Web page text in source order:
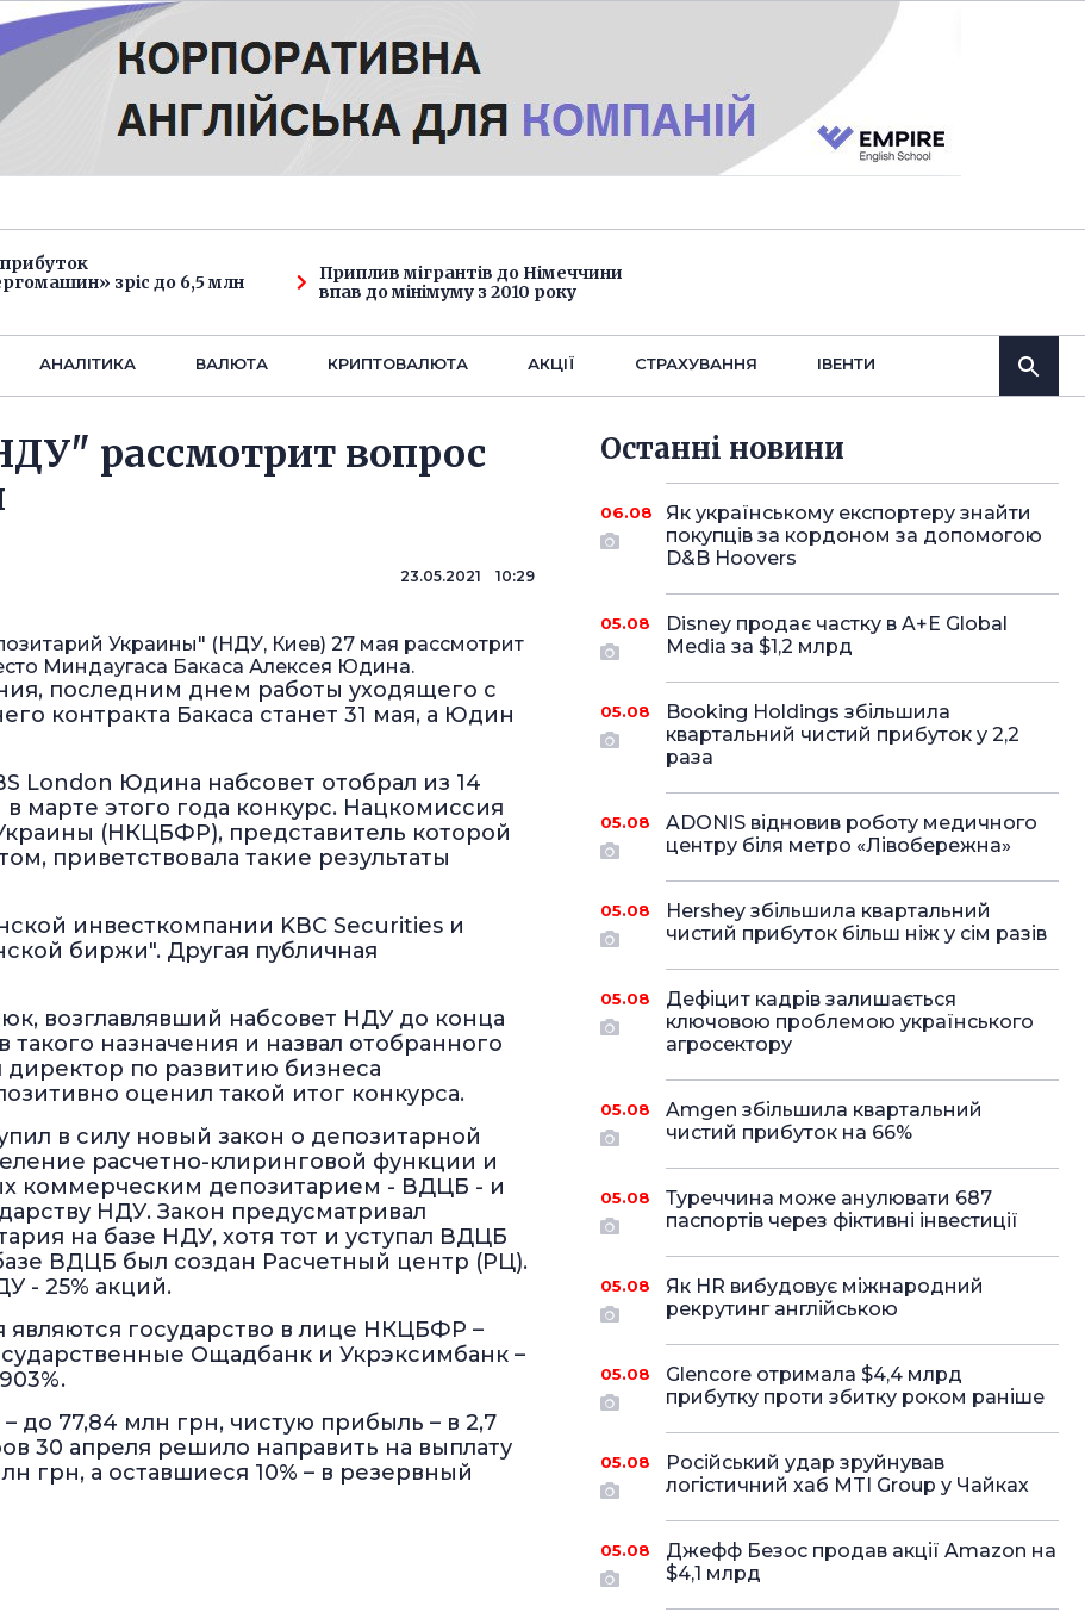
зріс до 6,5 млн
Приплив мігрантів до Німеччини
впав до мінімуму з 2010 року
АНАЛIТИКА ВАЛЮТА КРИПТОВАЛЮТА АКЦІЇ СТРАХУВАННЯ IВЕНТИ
рассмотрит вопрос
23.05.2021 10:29
Украины" (НДУ, Киев) 27 мая рассмотрит
Миндаугаса Бакаса Алексея Юдина.
последним днем работы уходящего с
контракта Бакаса станет 31 мая, а Юдин
London Юдина набсовет отобрал из 14
марте этого года конкурс. Нацкомиссия
(НКЦБФР), представитель которой
приветствовала такие результаты
инвесткомпании KBC Securities и
биржи". Другая публичная
возглавлявший набсовет НДУ до конца
назначения и назвал отобранного
по развитию бизнеса
оценил такой итог конкурса.
в силу новый закон о депозитарной
расчетно-клиринговой функции и
коммерческим депозитарием - ВДЦБ - и
НДУ. Закон предусматривал
на базе НДУ, хотя тот и уступал ВДЦБ
ВДЦБ был создан Расчетный центр (РЦ).
- 25% акций.
государство в лице НКЦБФР –
Ощадбанк и Укрэксимбанк –
до 77,84 млн грн, чистую прибыль – в 2,7
30 апреля решило направить на выплату
грн, а оставшиеся 10% – в резервный
Останнi новини
06.08
Як українському експортеру знайти
покупців за кордоном за допомогою
D&B Hoovers
05.08
Disney продає частку в A+E Global
Media за $1,2 млрд
05.08
Booking Holdings збільшила
квартальний чистий прибуток у 2,2
раза
05.08
ADONIS відновив роботу медичного
центру біля метро «Лівобережна»
05.08
Hershey збільшила квартальний
чистий прибуток більш ніж у сім разів
05.08
Дефіцит кадрів залишається
ключовою проблемою українського
агросектору
05.08
Amgen збільшила квартальний
чистий прибуток на 66%
05.08
Туреччина може анулювати 687
паспортів через фіктивні інвестиції
05.08
Як HR вибудовує міжнародний
рекрутинг англійською
05.08
Glencore отримала $4,4 млрд
прибутку проти збитку роком раніше
05.08
Російський удар зруйнував
логістичний хаб MTI Group у Чайках
05.08
Джефф Безос продав акції Amazon на
$4,1 млрд